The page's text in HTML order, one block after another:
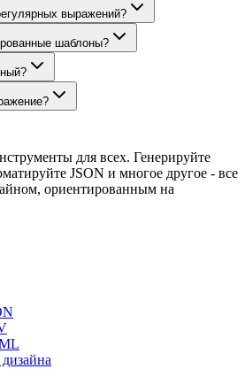
выражений?
шаблоны?
для всех. Генерируйте
JSON и многое другое - все
ориентированным на